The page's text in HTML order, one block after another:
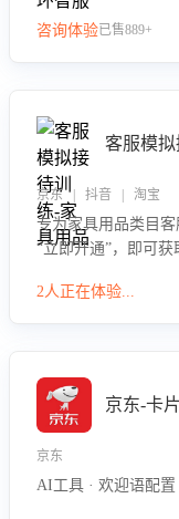
咨询体验已售889+
客服模
京东 | 抖音 | 淘宝
专为家具用品类目
“立即开通”，即可
参数咨询等高频场景
2人正在体验...
京东-卡
京东
AI工具 · 欢迎语配置